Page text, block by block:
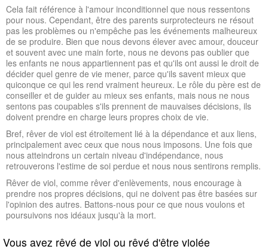
Cela fait référence à l'amour inconditionnel que nous ressentons
pour nous. Cependant, être des parents surprotecteurs ne résout
pas les problèmes ou n'empêche pas les événements malheureux
de se produire. Bien que nous devons élever avec amour, douceur
et souvent avec une main forte, nous ne devons pas oublier que
les enfants ne nous appartiennent pas et qu'ils ont aussi le droit de
décider quel genre de vie mener, parce qu'ils savent mieux que
quiconque ce qui les rend vraiment heureux. Le rôle du père est de
conseiller et de guider au mieux ses enfants, mais nous ne nous
sentons pas coupables s'ils prennent de mauvaises décisions, ils
doivent prendre en charge leurs propres choix de vie.
Bref, rêver de viol est étroitement lié à la dépendance et aux liens,
principalement avec ceux que nous nous imposons. Une fois que
nous atteindrons un certain niveau d'indépendance, nous
retrouverons l'estime de soi perdue et nous nous sentirons remplis.
Rêver de viol, comme rêver d'enlèvements, nous encourage à
prendre nos propres décisions, qui ne doivent pas être basées sur
l'opinion des autres. Battons-nous pour ce que nous voulons et
poursuivons nos idéaux jusqu'à la mort.
Vous avez rêvé de viol ou rêvé d'être violée